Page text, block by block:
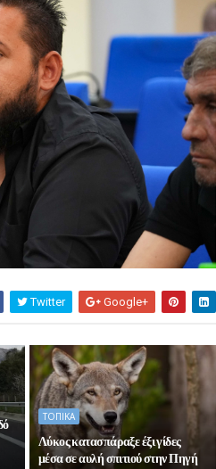
Twitter Google+
ΤΟΠΙΚΑ
Λύκος κατασπάραξε έξι γίδες
μέσα σε αυλή σπιτιού στην Πηγή